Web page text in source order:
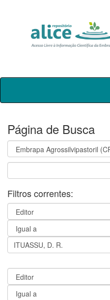
Skip
Página de Busca
Filtros correntes: